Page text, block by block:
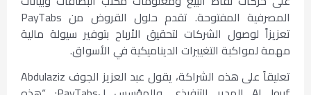
المصرفية المفتوحة. تقدم حلول القروض من PayTabs
تعزيزاً لوصول الشركات لتحقيق الأرباح بتوفير سيولة مالية
مهمة لمواكبة التغييرات الديناميكية في الأسواق.
تعليقاً على هذه الشراكة، يقول عبد العزيز الجوف Abdulaziz